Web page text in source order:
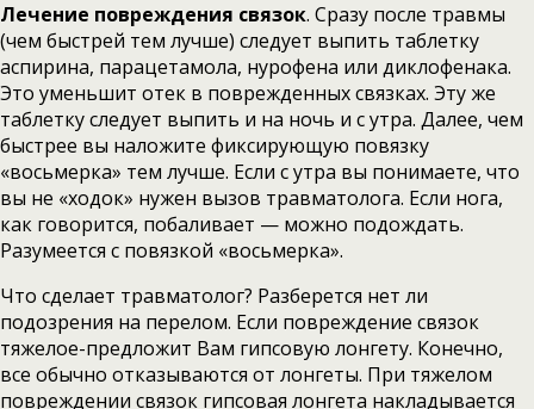
Лечение повреждения связок. Сразу после травмы
(чем быстрей тем лучше) следует выпить таблетку
аспирина, парацетамола, нурофена или диклофенака.
Это уменьшит отек в поврежденных связках. Эту же
таблетку следует выпить и на ночь и с утра. Далее, чем
быстрее вы наложите фиксирующую повязку
«восьмерка» тем лучше. Если с утра вы понимаете, что
вы не «ходок» нужен вызов травматолога. Если нога,
как говорится, побаливает — можно подождать.
Разумеется с повязкой «восьмерка».
Что сделает травматолог? Разберется нет ли
подозрения на перелом. Если повреждение связок
тяжелое-предложит Вам гипсовую лонгету. Конечно,
все обычно отказываются от лонгеты. При тяжелом
повреждении связок гипсовая лонгета накладывается